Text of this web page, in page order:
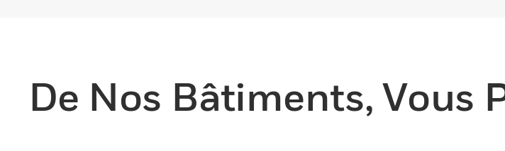
De Nos Bâtiments, Vous